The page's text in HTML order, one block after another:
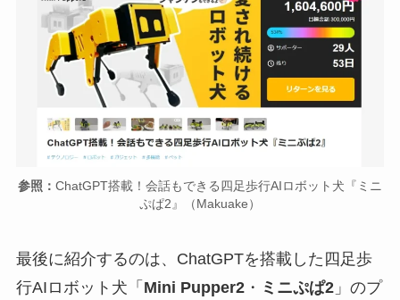
参照： ChatGPT搭載！会話もできる四足歩行AIロボット犬『ミニ
ぷぱ2』（Makuake）
最後に紹介するのは、ChatGPTを搭載した四足歩
行AIロボット犬「 Mini Pupper2・ ミニぷぱ2」のプ